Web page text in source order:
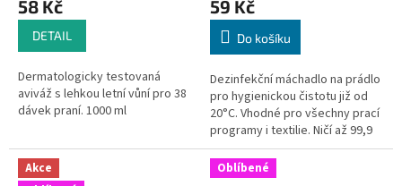
58 Kč
DETAIL
Dermatologicky testovaná
aviváž s lehkou letní vůní pro 38
dávek praní. 1000 ml
59 Kč
Do košíku
Dezinfekční máchadlo na prádlo
pro hygienickou čistotu již od
20°C. Vhodné pro všechny prací
programy i textilie. Ničí až 99,9
% virů a bakterií. 1,5 litru.
Akce
Oblíbené